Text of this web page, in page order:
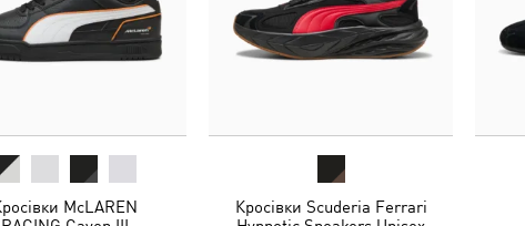
McLAREN
Кросівки Scuderia Ferrari